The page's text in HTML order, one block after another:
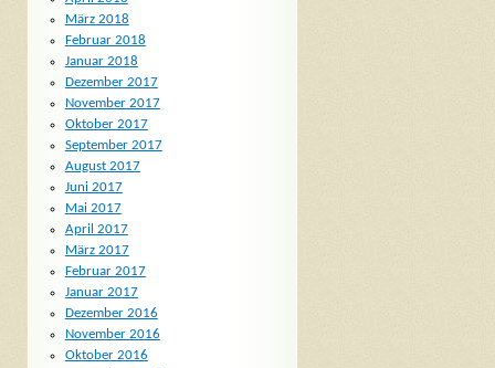
März 2018
Februar 2018
Januar 2018
Dezember 2017
November 2017
Oktober 2017
September 2017
August 2017
Juni 2017
Mai 2017
April 2017
März 2017
Februar 2017
Januar 2017
Dezember 2016
November 2016
Oktober 2016